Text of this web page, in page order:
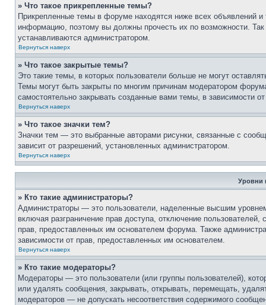
» Что такое прикрепленные темы?
Прикрепленные темы в форуме находятся ниже всех объявлений
информацию, поэтому вы должны прочесть их по возможности.
устанавливаются администратором.
Вернуться наверх
» Что такое закрытые темы?
Это такие темы, в которых пользователи больше не могут
Темы могут быть закрыты по многим причинам модератором
самостоятельно закрывать созданные вами темы, в зависимости
Вернуться наверх
» Что такое значки тем?
Значки тем — это выбранные авторами рисунки, связанные с
зависит от разрешений, установленных администратором.
Вернуться наверх
Уровни
» Кто такие администраторы?
Администраторы — это пользователи, наделенные высшим
включая разграничение прав доступа, отключение
прав, предоставленных им основателем форума. Также
зависимости от прав, предоставленных им основателем.
Вернуться наверх
» Кто такие модераторы?
Модераторы — это пользователи (или группы пользователей),
или удалять сообщения, закрывать, открывать, перемещать,
модераторов — не допускать несоответствия содержимого